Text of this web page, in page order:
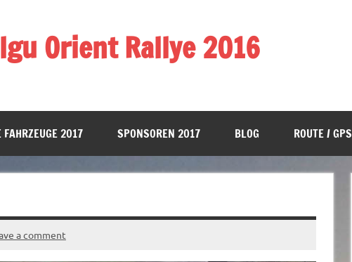
Orient Rallye 2016
FAHRZEUGE 2017 SPONSOREN 2017 BLOG ROUTE / GPS
a comment